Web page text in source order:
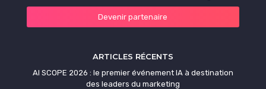
Plateformes de rédaction SEO
Devenir partenaire
ARTICLES RÉCENTS
AI SCOPE 2026 : le premier événement IA à destination
des leaders du marketing